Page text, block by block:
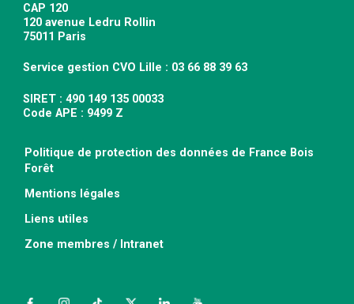
CAP 120
120 avenue Ledru Rollin
75011 Paris
Service gestion CVO Lille : 03 66 88 39 63
SIRET : 490 149 135 00033
Code APE : 9499 Z
Politique de protection des données de France Bois
Forêt
Mentions légales
Liens utiles
Zone membres / Intranet